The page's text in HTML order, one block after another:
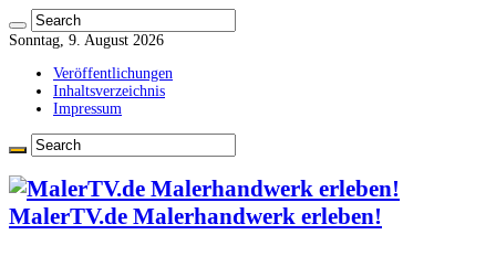
Sonntag, 9. August 2026
Veröffentlichungen
Inhaltsverzeichnis
Impressum
MalerTV.de Malerhandwerk erleben!